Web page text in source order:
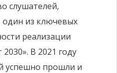
слушателей,
из ключевых
реализации
В 2021 году
успешно прошли и